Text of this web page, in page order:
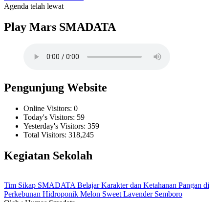
Agenda telah lewat
Play Mars SMADATA
Pengunjung Website
Online Visitors: 0
Today's Visitors: 59
Yesterday's Visitors: 359
Total Visitors: 318,245
Kegiatan Sekolah
Tim Sikap SMADATA Belajar Karakter dan Ketahanan Pangan di
Perkebunan Hidroponik Melon Sweet Lavender Semboro